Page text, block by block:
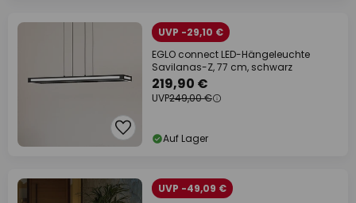
UVP -29,10 €
EGLO connect LED-Hängeleuchte
Savilanas-Z, 77 cm, schwarz
219,90 €
UVP249,00 €
Auf Lager
UVP -49,09 €